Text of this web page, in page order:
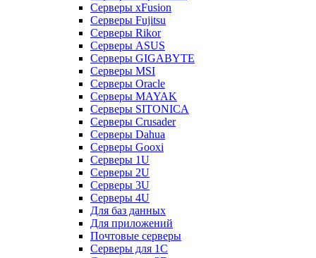
Серверы xFusion
Серверы Fujitsu
Серверы Rikor
Серверы ASUS
Серверы GIGABYTE
Серверы MSI
Серверы Oracle
Серверы MAYAK
Серверы SITONICA
Серверы Crusader
Серверы Dahua
Серверы Gooxi
Серверы 1U
Серверы 2U
Серверы 3U
Серверы 4U
Для баз данных
Для приложений
Почтовые серверы
Серверы для 1С